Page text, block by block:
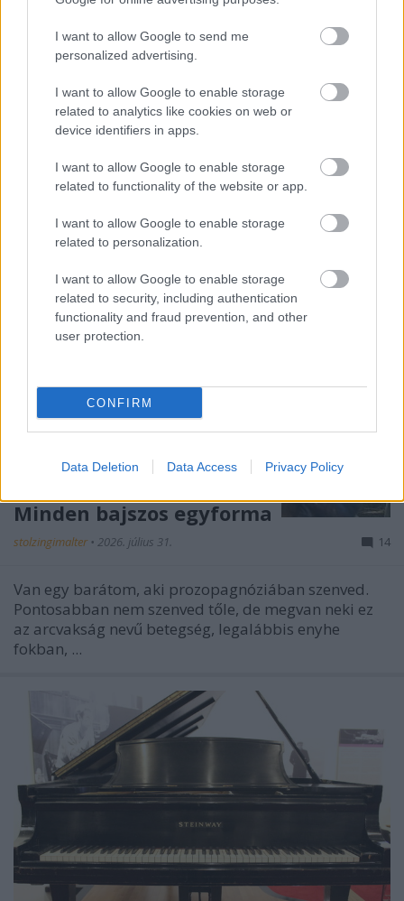
I want to allow Google to send me
personalized advertising.
I want to allow Google to enable storage
related to analytics like cookies on web or
device identifiers in apps.
I want to allow Google to enable storage
related to functionality of the website or app.
I want to allow Google to enable storage
related to personalization.
I want to allow Google to enable storage
related to security, including authentication
functionality and fraud prevention, and other
user protection.
CONFIRM
Data Deletion Data Access Privacy Policy
A megválaszolatlan kérdés
stolzingimalter •2026. augusztus 01.
Persze, hogy egy kérdés megválaszolt lehessen, nem
ártana föl is tenni. De nem tettem. Nem mondom,
hogy világokat vagy sorsokat fordított volna meg, ...
Minden bajszos egyforma
stolzingimalter • 2026. július 31. 14
Van egy barátom, aki prozopagnóziában szenved.
Pontosabban nem szenved tőle, de megvan neki ez
az arcvakság nevű betegség, legalábbis enyhe
fokban, ...